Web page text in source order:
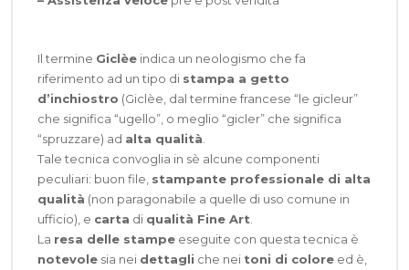
Il termine Giclèeindica un neologismo che fa
riferimento ad un tipo di stampa a getto
d’inchiostro (Giclèe, dal termine francese “le gicleur”
che significa “ugello”, o meglio “gicler” che significa
“spruzzare) ad alta qualità
Tale tecnica convoglia in sè alcune componenti
peculiari: buon file, stampante professionale di alta
qualità (non paragonabile a quelle di uso comune in
ufficio), e carta di qualità Fine Art
La resa delle stampeeseguite con questa tecnica è
notevolesia nei dettagli che nei toni di coloreed è,